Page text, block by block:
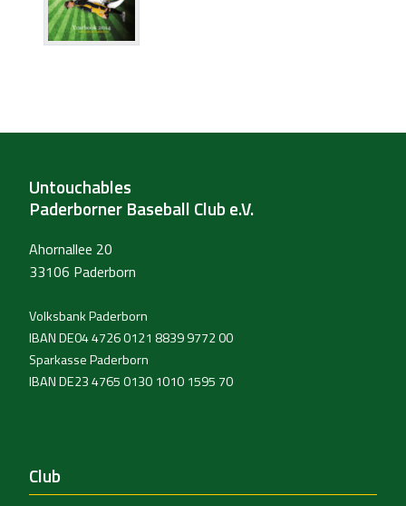
Untouchables
Paderborner Baseball Club e.V.
Ahornallee 20
33106 Paderborn
Volksbank Paderborn
IBAN DE04 4726 0121 8839 9772 00
Sparkasse Paderborn
IBAN DE23 4765 0130 1010 1595 70
Club